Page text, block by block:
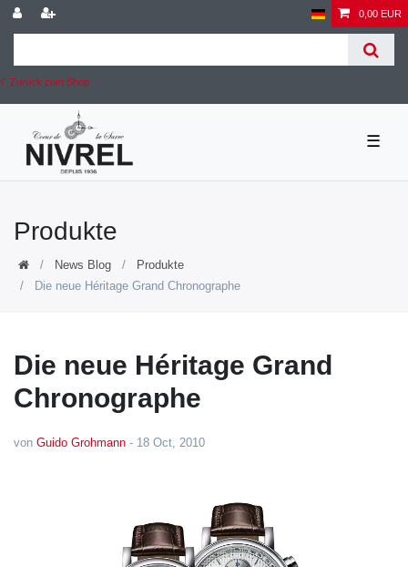
Zurück zum Shop
0,00 EUR
☰
Produkte
News Blog
Produkte
Die neue Héritage Grand Chronographe
Die neue Héritage Grand
Chronographe
von Guido Grohmann - 18 Oct, 2010